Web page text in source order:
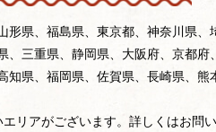
県、福島県、東京都、神奈川県
三重県、静岡県、大阪府、京都
知県、福岡県、佐賀県、長崎県、
リアがございます。詳しくはお問い